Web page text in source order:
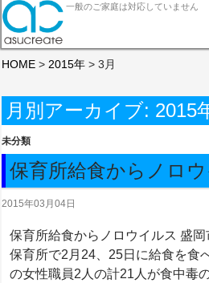
コンテンツへスキップ
一般のご家庭は対応していません
HOME > 2015年 >3月
月別アーカイブ: 2015
未分類
保育所給食からノロ
2015年03月04日
保育所給食からノロウイルス 盛
保育所で2月24、25日に給食を食
の女性職員2人の計21人が食中毒